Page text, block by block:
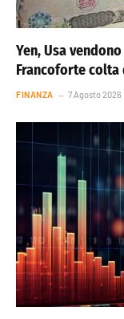
Yen, Usa
Francoforte
FINANZA 7 Agosto 2026